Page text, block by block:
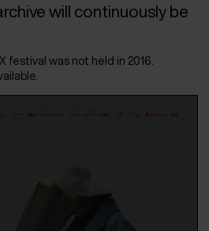
will continuously be
festival was not held in 2016.